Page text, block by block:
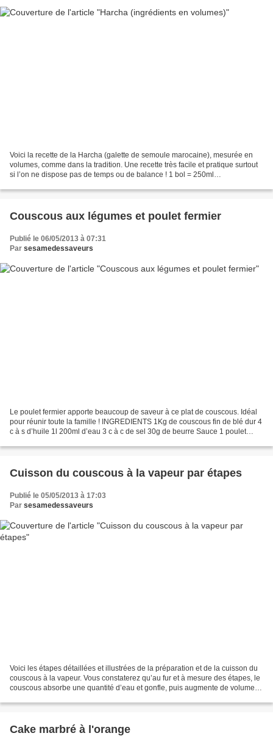
Voici la recette de la Harcha (galette de semoule marocaine), mesurée en
volumes, comme dans la tradition. Une recette très facile et pratique surtout
si l’on ne dispose pas de temps ou de balance ! 1 bol = 250ml
Couscous aux légumes et poulet fermier
Publié le 06/05/2013 à 07:31
Par sesamedessaveurs
Le poulet fermier apporte beaucoup de saveur à ce plat de couscous. Idéal
pour réunir toute la famille ! INGREDIENTS 1Kg de couscous fin de blé dur 4
c à s d’huile 1l 200ml d’eau 3 c à c de sel 30g de beurre Sauce 1 poulet
Cuisson du couscous à la vapeur par étapes
Publié le 05/05/2013 à 17:03
Par sesamedessaveurs
Voici les étapes détaillées et illustrées de la préparation et de la cuisson du
couscous à la vapeur. Vous constaterez qu’au fur et à mesure des étapes, le
couscous absorbe une quantité d’eau et gonfle, puis augmente de volume.
Cake marbré à l'orange